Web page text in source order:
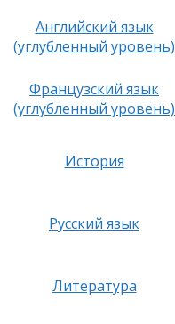
Английский язык
(углубленный уровень)
Французский язык
(углубленный уровень)
История
Русский язык
Литература